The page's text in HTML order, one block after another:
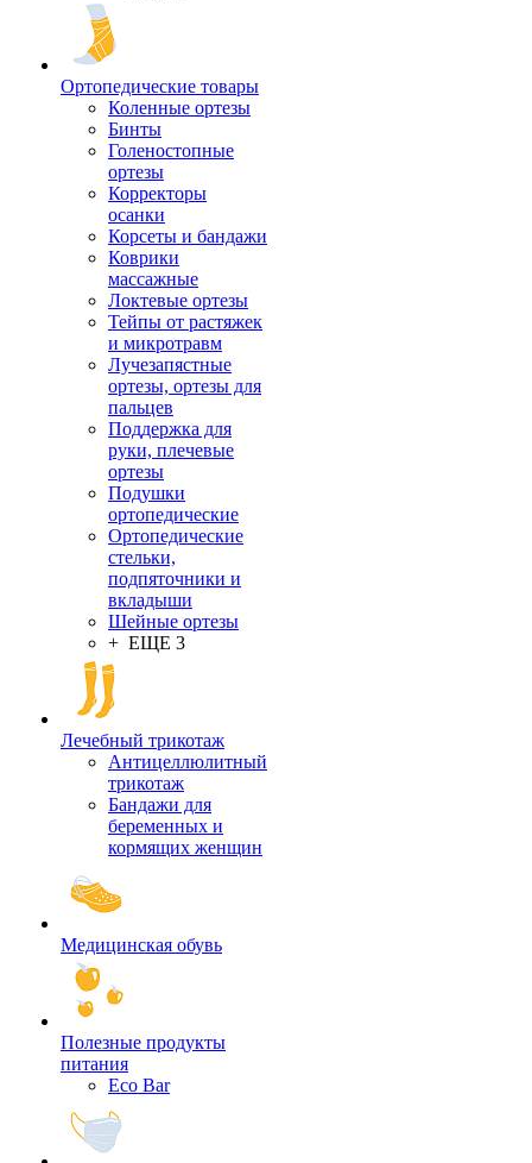
Ортопедические товары
Коленные ортезы
Бинты
Голеностопные
ортезы
Корректоры
осанки
Корсеты и бандажи
Коврики
массажные
Локтевые ортезы
Тейпы от растяжек
и микротравм
Лучезапястные
ортезы, ортезы для
пальцев
Поддержка для
руки, плечевые
ортезы
Подушки
ортопедические
Ортопедические
стельки,
подпяточники и
вкладыши
Шейные ортезы
+ ЕЩЕ 3
Лечебный трикотаж
Антицеллюлитный
трикотаж
Бандажи для
беременных и
кормящих женщин
Медицинская обувь
Полезные продукты
питания
Eco Bar